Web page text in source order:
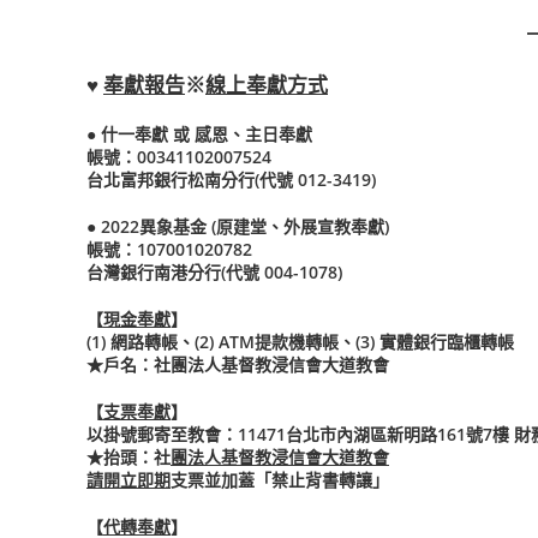
♥奉獻報告※線上奉獻方式
● 什一奉獻 或 感恩、主日奉獻
帳號：00341102007524
台北富邦銀行松南分行(代號 012-3419)
● 2022異象基金 (原建堂、外展宣教奉獻)
帳號：107001020782
台灣銀行南港分行(代號 004-1078)
【現金奉獻】
(1) 網路轉帳、(2) ATM提款機轉帳、(3) 實體銀行臨櫃轉帳
★戶名：社團法人基督教浸信會大道教會
【支票奉獻】
以掛號郵寄至教會：11471台北市內湖區新明路161號7樓 財
★抬頭：社團法人基督教浸信會大道教會
請開立即期支票並加蓋「禁止背書轉讓」
【代轉奉獻】